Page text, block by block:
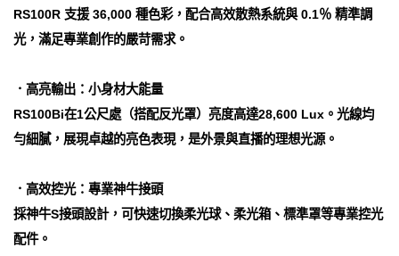
RS100R 支援 36,000 種色彩，配合高效散熱系統與 0.1％ 精準調
光，滿足專業創作的嚴苛需求。
．高亮輸出：小身材大能量
RS100Bi在1公尺處（搭配反光罩）亮度高達28,600 Lux。光線均
勻細膩，展現卓越的亮色表現，是外景與直播的理想光源。
．高效控光：專業神牛接頭
採神牛S接頭設計，可快速切換柔光球、柔光箱、標準罩等專業控光
配件。